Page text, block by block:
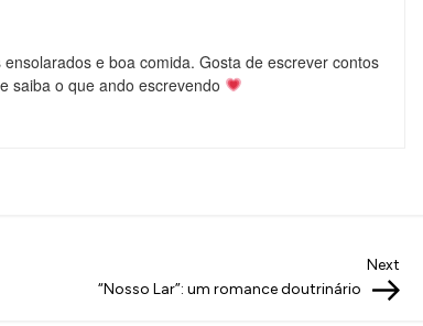
e boa comida. Gosta de escrever contos
saiba o que ando escrevendo
Post
Next
“Nosso Lar”: um romance doutrinário